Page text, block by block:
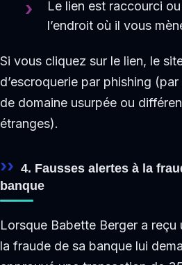
Le lien est raccourci
l’endroit où il vous
Si vous cliquez sur le lien, le
d’escroquerie par phishing
de domaine usurpée ou
étranges).
4. Fausses alertes à la
banque
Lorsque Babette Berger a reçu
la fraude de sa banque lui